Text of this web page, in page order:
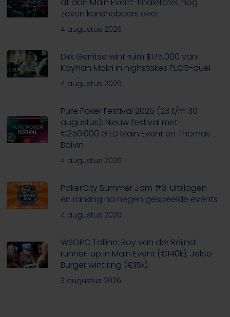
zeven kanshebbers over
4 augustus 2026
Dirk Gerritse wint ruim $175.000 van
Kayhan Mokri in highstakes PLO5-duel
4 augustus 2026
Pure Poker Festival 2026 (23 t/m 30
augustus): Nieuw festival met
€250.000 GTD Main Event en Thomas
Boivin
4 augustus 2026
PokerCity Summer Jam #3: Uitslagen
en ranking na negen gespeelde events
4 augustus 2026
WSOPC Tallinn: Roy van der Reijnst
runner-up in Main Event (€140k), Jelco
Burger wint ring (€15k)
3 augustus 2026